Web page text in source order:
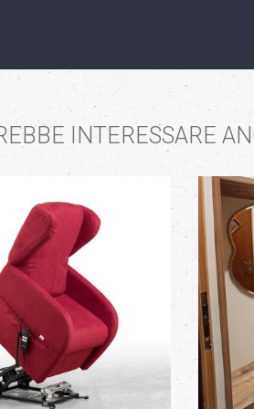
INTERESSARE